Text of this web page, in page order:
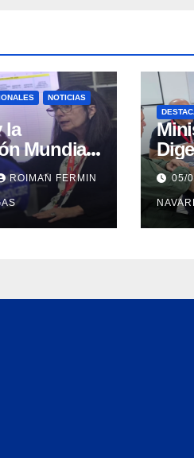
NOTICIAS
la
Mundial
de
e
ROIMAN FERMIN 05/